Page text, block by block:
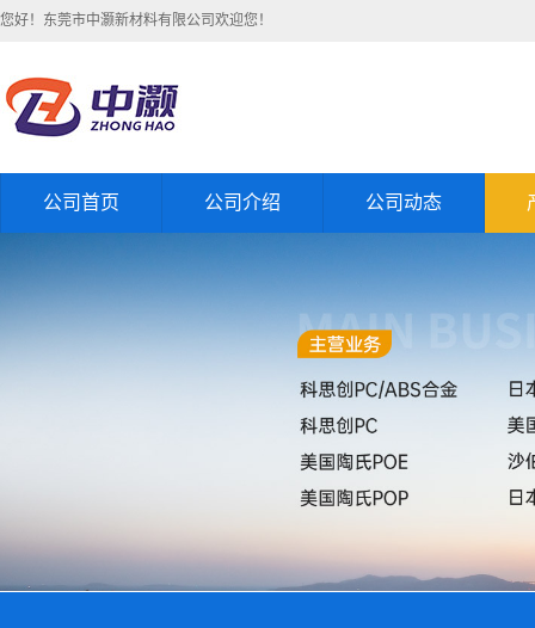
您好！东莞市中灏新材料有限公司欢迎您！
公司首页 公司介绍 公司动态